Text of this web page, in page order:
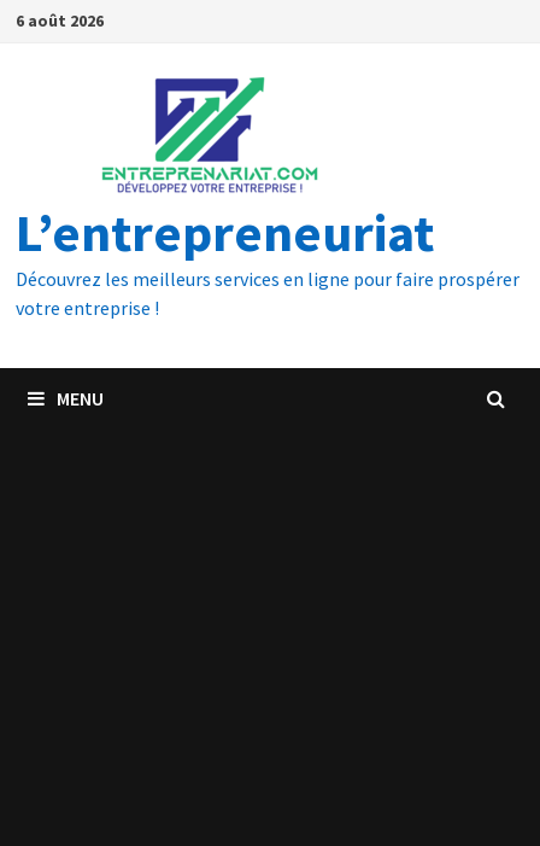
6 août 2026
L’entrepreneuriat
Découvrez les meilleurs services en ligne pour faire prospérer
votre entreprise !
MENU